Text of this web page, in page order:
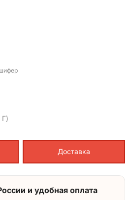
Доставка
и удобная оплата